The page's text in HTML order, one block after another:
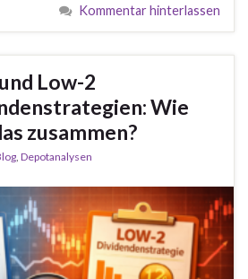
Kommentar hinterlassen
Low-2
Wie
zusammen?
, Depotanalysen